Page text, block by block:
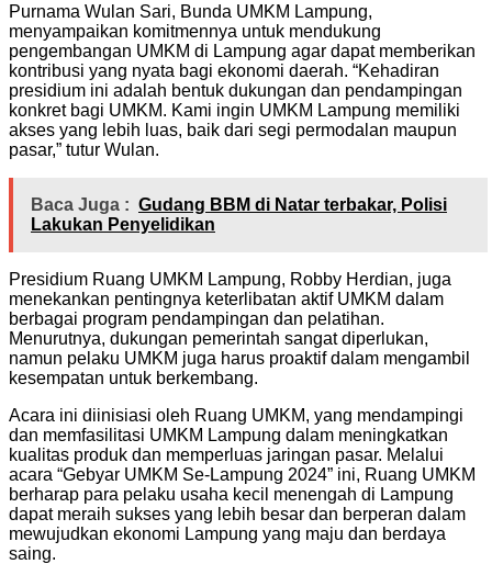
Purnama Wulan Sari, Bunda UMKM Lampung,
menyampaikan komitmennya untuk mendukung
pengembangan UMKM di Lampung agar dapat memberikan
kontribusi yang nyata bagi ekonomi daerah. “Kehadiran
presidium ini adalah bentuk dukungan dan pendampingan
konkret bagi UMKM. Kami ingin UMKM Lampung memiliki
akses yang lebih luas, baik dari segi permodalan maupun
pasar,” tutur Wulan.
Baca Juga : Gudang BBM di Natar terbakar, Polisi
Lakukan Penyelidikan
Presidium Ruang UMKM Lampung, Robby Herdian, juga
menekankan pentingnya keterlibatan aktif UMKM dalam
berbagai program pendampingan dan pelatihan.
Menurutnya, dukungan pemerintah sangat diperlukan,
namun pelaku UMKM juga harus proaktif dalam mengambil
kesempatan untuk berkembang.
Acara ini diinisiasi oleh Ruang UMKM, yang mendampingi
dan memfasilitasi UMKM Lampung dalam meningkatkan
kualitas produk dan memperluas jaringan pasar. Melalui
acara “Gebyar UMKM Se-Lampung 2024” ini, Ruang UMKM
berharap para pelaku usaha kecil menengah di Lampung
dapat meraih sukses yang lebih besar dan berperan dalam
mewujudkan ekonomi Lampung yang maju dan berdaya
saing.